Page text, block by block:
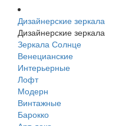
Дизайнерские зеркала
Дизайнерские зеркала
Зеркала Солнце
Венецианские
Интерьерные
Лофт
Модерн
Винтажные
Барокко